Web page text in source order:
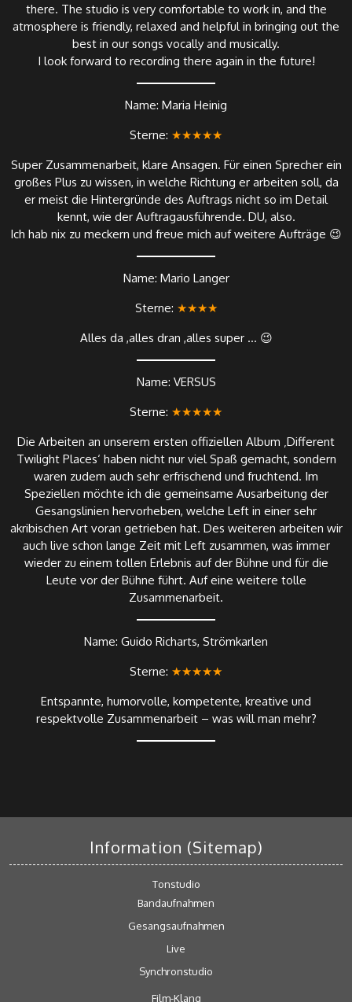
there. The studio is very comfortable to work in, and the
atmosphere is friendly, relaxed and helpful in bringing out the
best in our songs vocally and musically.
I look forward to recording there again in the future!
Name: Maria Heinig
Sterne: ★★★★★
Super Zusammenarbeit, klare Ansagen. Für einen Sprecher ein
großes Plus zu wissen, in welche Richtung er arbeiten soll, da
er meist die Hintergründe des Auftrags nicht so im Detail
kennt, wie der Auftragausführende. DU, also.
Ich hab nix zu meckern und freue mich auf weitere Aufträge 😉
Name: Mario Langer
Sterne: ★★★★
Alles da ,alles dran ,alles super … 😉
Name: VERSUS
Sterne: ★★★★★
Die Arbeiten an unserem ersten offiziellen Album ‚Different
Twilight Places‘ haben nicht nur viel Spaß gemacht, sondern
waren zudem auch sehr erfrischend und fruchtend. Im
Speziellen möchte ich die gemeinsame Ausarbeitung der
Gesangslinien hervorheben, welche Left in einer sehr
akribischen Art voran getrieben hat. Des weiteren arbeiten wir
auch live schon lange Zeit mit Left zusammen, was immer
wieder zu einem tollen Erlebnis auf der Bühne und für die
Leute vor der Bühne führt. Auf eine weitere tolle
Zusammenarbeit.
Name: Guido Richarts, Strömkarlen
Sterne: ★★★★★
Entspannte, humorvolle, kompetente, kreative und
respektvolle Zusammenarbeit – was will man mehr?
Information (Sitemap)
Tonstudio
Bandaufnahmen
Gesangsaufnahmen
Live
Synchronstudio
Film-Klang